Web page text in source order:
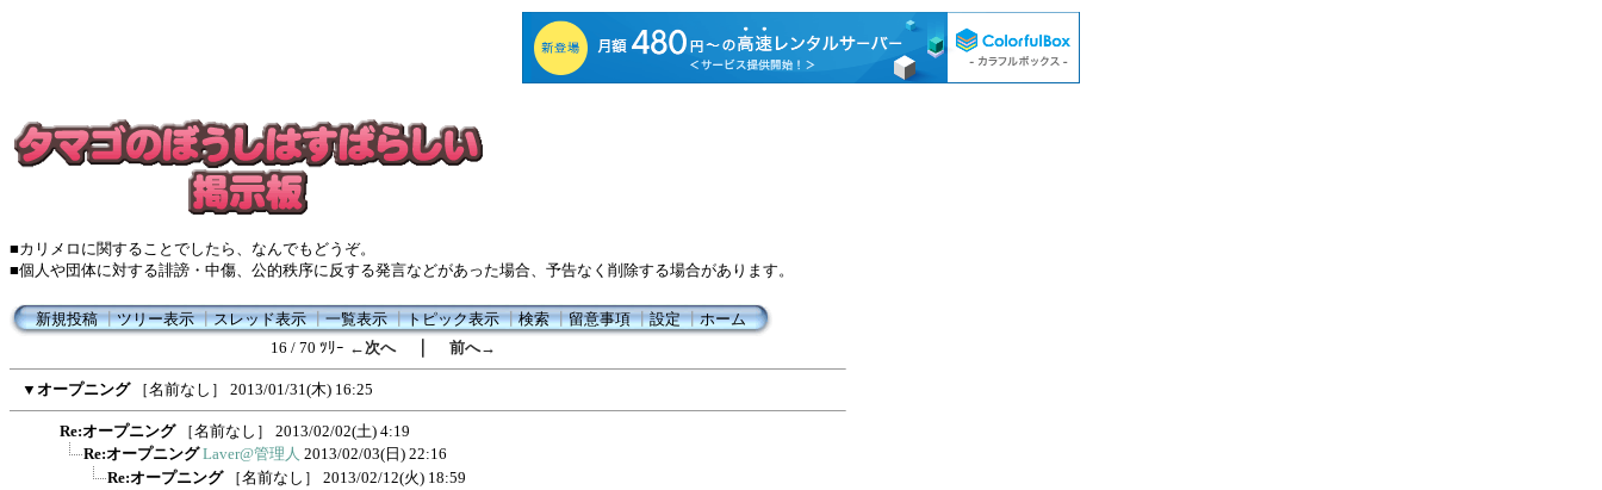
■カリメロに関することでしたら、なんでもどうぞ。
■個人や団体に対する誹謗・中傷、公的秩序に反する発言などがあった場合、予告なく削除する場合があります。
新規投稿┃ツリー表示┃スレッド表示┃一覧表示┃トピック表示┃検索┃留意事項┃設定┃ホーム
16 / 70 ﾂﾘｰ ←次へ｜ 前へ→
▼ オープニング ［名前なし］ 2013/01/31(木) 16:25
Re:オープニング ［名前なし］
2013/02/02(土) 4:19
Re:オープニング Laver@管理人 2013/02/03(日) 22:16
Re:オープニング
［名前なし］
2013/02/12(火) 18:59